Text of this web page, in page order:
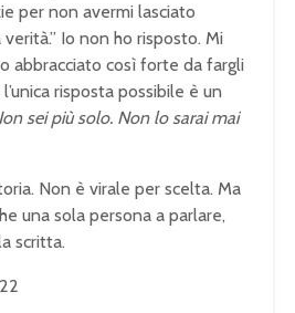
per non avermi lasciato
Io non ho risposto. Mi
abbracciato così forte da fargli
risposta possibile è un
sei più solo. Non lo sarai mai
Non è virale per scelta. Ma
una sola persona a parlare,
scritta.